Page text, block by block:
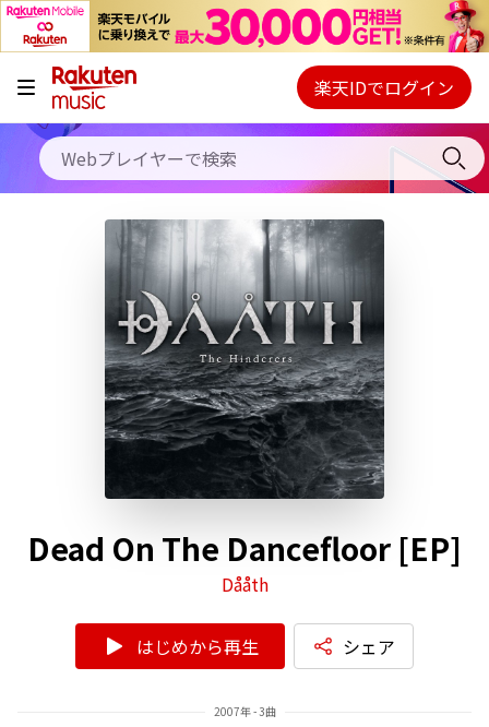
キャンペーン
料金プラン
使い方
初回30日間無料お試し
Webプレイヤー
ご契約内容の確認・変更
楽天IDでログイン
Dead On The Dancefloor [EP]
Dååth
はじめから再生 シェア
2007年 - 3曲